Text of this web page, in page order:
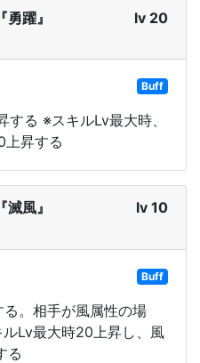
躍』 lv 20
Buff
する ※スキルLv最大時、
昇する
風』 lv 10
Buff
。相手が風属性の場
Lv最大時20上昇し、風
る